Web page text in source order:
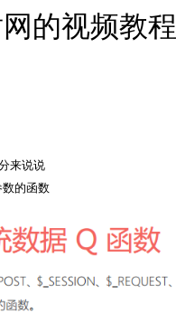
的视频教
来说说
的函数